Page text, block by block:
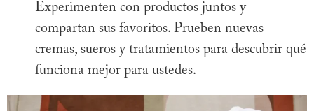
Experimenten con productos juntos y
compartan sus favoritos. Prueben nuevas
cremas, sueros y tratamientos para descubrir qué
funciona mejor para ustedes.